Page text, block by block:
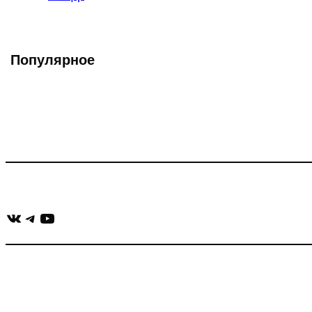
Популярное
ВКонтакте
Telegram
YouTube